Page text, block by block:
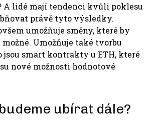
A lidé mají tendenci kvůli poklesu
právě tyto výsledky.
umožňuje směny, které by
Umožňuje také tvorbu
jsou smart kontrakty u ETH, které
nové možnosti hodnotové
ubírat dále?